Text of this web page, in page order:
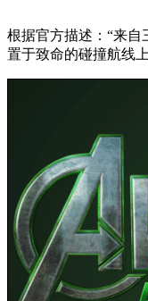
根据官方描述：“来
置于致命的碰撞航线